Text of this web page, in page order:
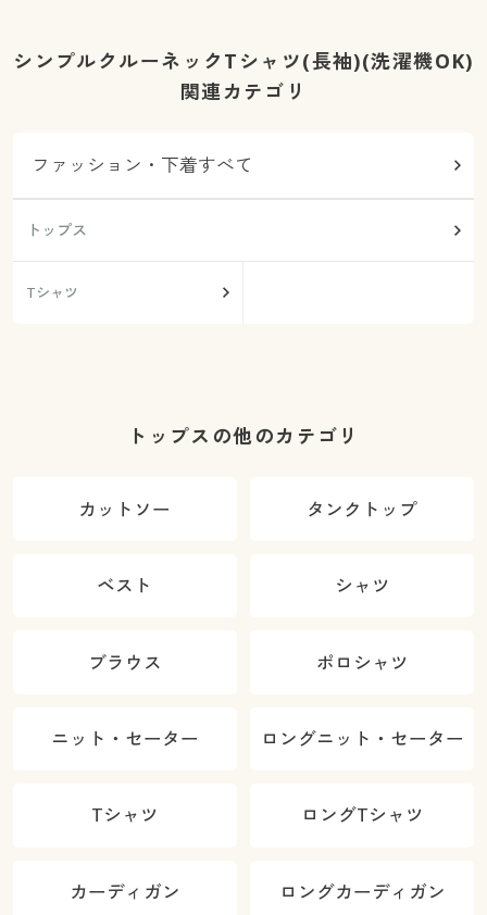
シンプルクルーネックTシャツ(長袖)(洗濯機OK)
関連カテゴリ
ファッション・下着すべて
トップス
Tシャツ
トップスの他のカテゴリ
カットソー タンクトップ
ベスト シャツ
ブラウス ポロシャツ
ニット・セーター ロングニット・セーター
Tシャツ ロングTシャツ
カーディガン ロングカーディガン